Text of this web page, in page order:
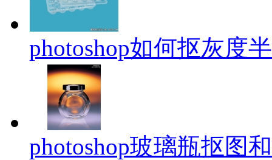
photoshop如何抠灰度
photoshop玻璃瓶抠图